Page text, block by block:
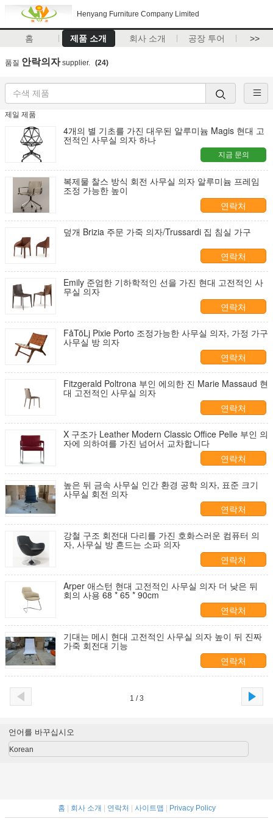
Henyang Furniture Company Limited
홈 제품 소개 회사 소개 공장 투어 >>
품질 안락의자supplier. (24)
제일 제품
4개의 별 기초를 가진 대우된 알루미늄 Magis 현대 고
전적인 사무실 의자 하나
지금 문의
복제물 찰스 방식 회전 사무실 의자 알루미늄 프레임
조정 가능한 높이
연락처
덮개 Brizia 주문 가죽 의자/Trussardi 집 침실 가구
연락처
Emily 준엄한 기하학적인 선을 가진 현대 고전적인 사
무실 의자
연락처
FåTöLj Pixie Porto 조정가능한 사무실 의자, 가정 가구
사무실 방 의자
연락처
Fitzgerald Poltrona 부인 에의한 진 Marie Massaud 현
대 고전적인 사무실 의자
연락처
X 구조가 Leather Modern Classic Office Pelle 부인 의
자에 의하여를 가진 넘어서 교차합니다
연락처
높은 뒤 금속 사무실 인간 환경 공학 의자, 표준 크기
사무실 회전 의자
연락처
강철 구조 회전대 다리를 가진 호화스러운 컴퓨터 의
자, 사무실 방 흔드는 소파 의자
연락처
Arper 애스턴 현대 고전적인 사무실 의자 더 낮은 뒤
회의 사용 68 * 65 * 90cm
연락처
기대는 메시 현대 고전적인 사무실 의자 높이 뒤 진짜
가죽 회전대 기능
연락처
1 / 3
언어를 바꾸십시오
Korean
홈 회사 소개 연락처 사이트맵 Privacy Policy